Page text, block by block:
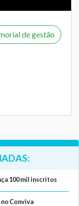
de gestão
100 mil inscritos
Conviva